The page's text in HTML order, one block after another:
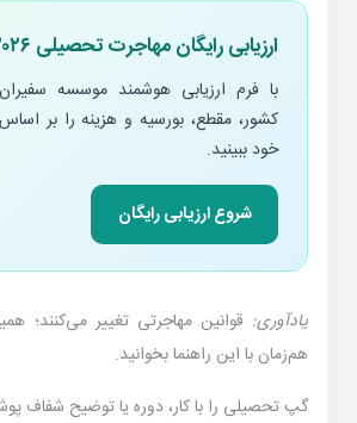
ارزیابی رایگان مهاجرت تحصیلی ۲۰۲۶
با فرم ارزیابی هوشمند موسسه
کشور، مقطع، بورسیه و هزینه را بر
خود ببینید.
شروع ارزیابی رایگان
یادآوری: قوانین مهاجرتی تغییر می‌کنند؛
هم‌زمان با این راهنما بخوانید.
گپ تحصیلی را با کار، دوره یا توضیح شفاف